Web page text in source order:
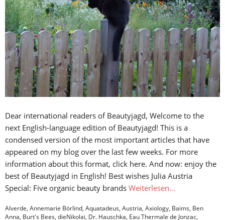
Dear international readers of Beautyjagd, Welcome to the
next English-language edition of Beautyjagd! This is a
condensed version of the most important articles that have
appeared on my blog over the last few weeks. For more
information about this format, click here. And now: enjoy the
best of Beautyjagd in English! Best wishes Julia Austria
Special: Five organic beauty brands Weiterlesen…
Alverde, Annemarie Börlind, Aquatadeus, Austria, Axiology, Baims, Ben
Anna, Burt's Bees, dieNikolai, Dr. Hauschka, Eau Thermale de Jonzac,